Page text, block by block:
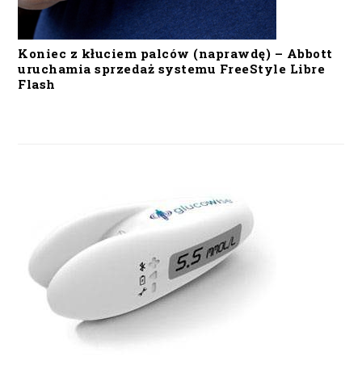
Koniec z kłuciem palców (naprawdę) – Abbott
uruchamia sprzedaż systemu FreeStyle Libre
Flash